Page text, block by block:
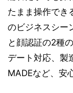
たまま操作でき
のビジネスシー
と顔認証の2種
デート対応、製
MADEなど、安